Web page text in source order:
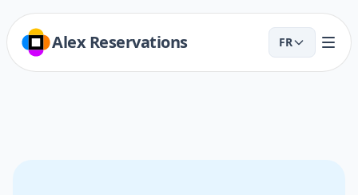
Alex Reservations FR